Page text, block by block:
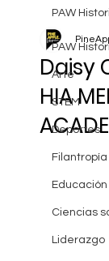
PAW
Arte
STEM
Deportes
Filantropía
Educación
Ciencias
Liderazgo
PAW
Daisy
HIA